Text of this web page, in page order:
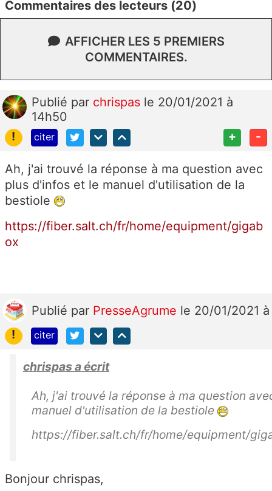
Commentaires des lecteurs (20)
AFFICHER LES 5 PREMIERS
COMMENTAIRES.
Publié par chrispas le 20/01/2021 à
14h50
!
citer + -
Ah, j'ai trouvé la réponse à ma question avec
plus d'infos et le manuel d'utilisation de la
bestiole
https://fiber.salt.ch/fr/home/equipment/gigab
ox
Publié par PresseAgrume le 20/01/2021
!
citer
chrispas a écrit
Ah, j'ai trouvé la réponse à ma question
manuel d'utilisation de la bestiole
https://fiber.salt.ch/fr/home/equipment/
Bonjour chrispas,